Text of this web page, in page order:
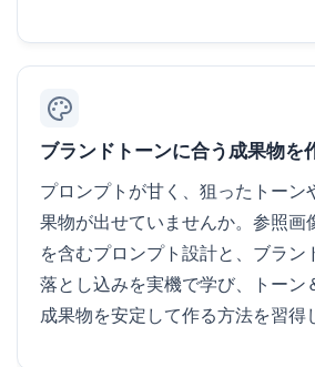
ブランドトーンに合う成果物を
プロンプトが甘く、狙ったトーン
果物が出せていませんか。参照画
を含むプロンプト設計と、ブラン
落とし込みを実機で学び、トーン
成果物を安定して作る方法を習得